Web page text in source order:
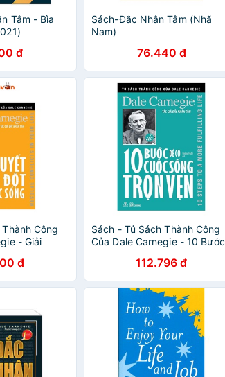
Tâm - Bìa
đ
Sách-Đắc Nhân Tâm (Nhã
Nam)
76.440 đ
Công
- Giải
đ
Sách - Tủ Sách Thành Công
Của Dale Carnegie - 10 Bước
8932000131533
112.796 đ